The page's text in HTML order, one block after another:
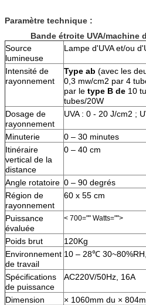
Paramètre technique :
Bande étroite UVA/machine
Source
lumineuse
Lampe d'UVA et/ou
Intensité de
rayonnement
Type ab (avec les
0,3 mw/cm2 par 4
par le type B de 10
tubes/20W
Dosage de
rayonnement
UVA : 0 - 20 J/cm2 ;
Minuterie
0 – 30 minutes
Itinéraire
vertical de la
distance
0 – 40 cm
Angle rotatoire 0 – 90 degrés
Région de
rayonnement
60 x 55 cm
Puissance
évaluée
< 700="" Watts="">
Poids brut
120Kg
Environnement
de travail
10 – 28℃
Spécifications
de puissance
AC220V/50Hz, 16A
Dimension × 1060mm du ×